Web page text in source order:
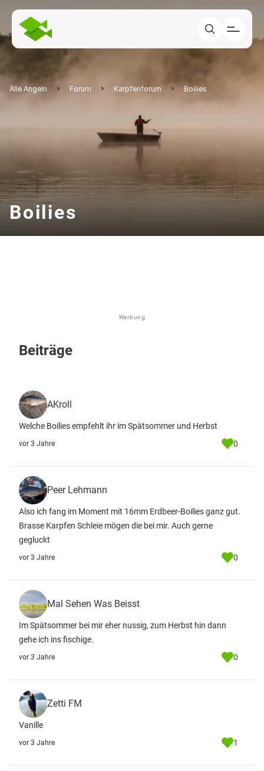
Alle Angeln Forum Karpfenforum Boilies
Boilies
Werbung
Beiträge
AKroll
Welche Boilies empfehlt ihr im Spätsommer und Herbst
vor 3 Jahre 0
Peer Lehmann
Also ich fang im Moment mit 16mm Erdbeer-Boilies ganz gut.
Brasse Karpfen Schleie mögen die bei mir. Auch gerne
gegluckt
vor 3 Jahre 0
Mal Sehen Was Beisst
Im Spätsommer bei mir eher nussig, zum Herbst hin dann
gehe ich ins fischige.
vor 3 Jahre 0
Zetti FM
Vanille
vor 3 Jahre 1